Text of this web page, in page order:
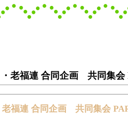
・老福連 合同企画 共同集
老福連 合同企画 共同集会